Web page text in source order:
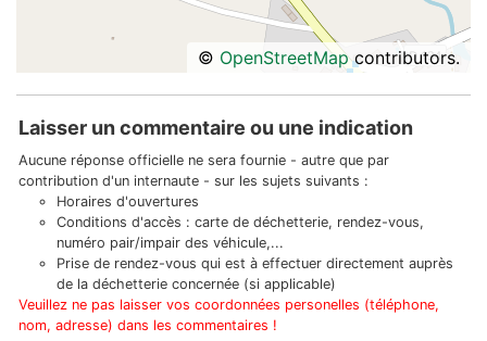
© OpenStreetMapcontributors.
Laisser un commentaire ou une indication
Aucune réponse officielle ne sera fournie - autre que par
contribution d'un internaute - sur les sujets suivants :
Horaires d'ouvertures
Conditions d'accès : carte de déchetterie, rendez-vous,
numéro pair/impair des véhicule,...
Prise de rendez-vous qui est à effectuer directement auprès
de la déchetterie concernée (si applicable)
Veuillez ne pas laisser vos coordonnées personelles (téléphone,
nom, adresse) dans les commentaires !